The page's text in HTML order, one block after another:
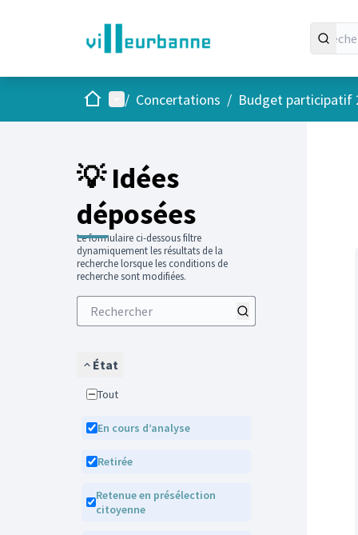
AccueilMenu principal
/ Concertations / Budget participatif
💡 Idées
déposées
Le formulaire ci-dessous filtre
dynamiquement les résultats de la
recherche lorsque les conditions de
recherche sont modifiées.
État
Tout
En cours d’analyse
Retirée
Retenue en présélection
citoyenne